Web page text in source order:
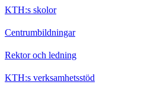
KTH:s skolor
Centrumbildningar
Rektor och ledning
KTH:s verksamhetsstöd